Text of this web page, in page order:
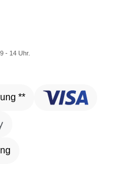
- 14 Uhr.
**